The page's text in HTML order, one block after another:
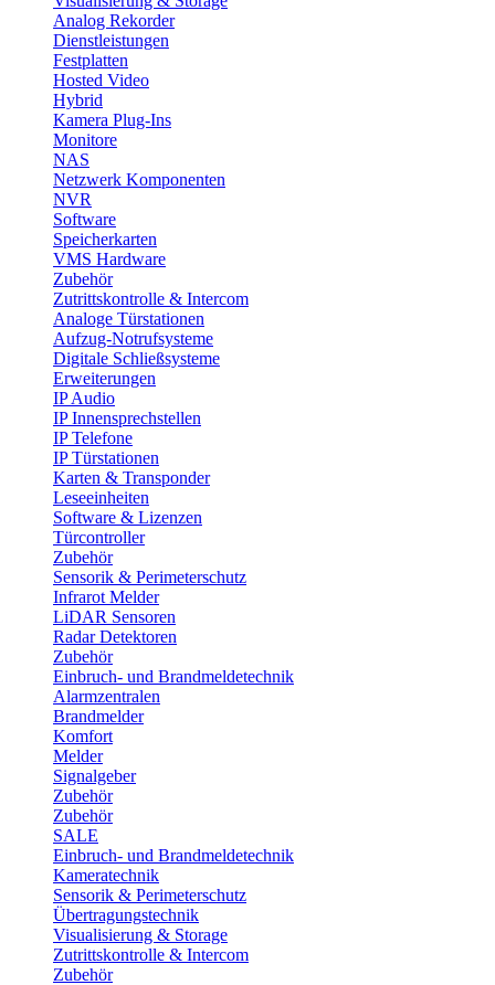
Analog Rekorder
Dienstleistungen
Festplatten
Hosted Video
Hybrid
Kamera Plug-Ins
Monitore
NAS
Netzwerk Komponenten
NVR
Software
Speicherkarten
VMS Hardware
Zubehör
Zutrittskontrolle & Intercom
Analoge Türstationen
Aufzug-Notrufsysteme
Digitale Schließsysteme
Erweiterungen
IP Audio
IP Innensprechstellen
IP Telefone
IP Türstationen
Karten & Transponder
Leseeinheiten
Software & Lizenzen
Türcontroller
Zubehör
Sensorik & Perimeterschutz
Infrarot Melder
LiDAR Sensoren
Radar Detektoren
Zubehör
Einbruch- und Brandmeldetechnik
Alarmzentralen
Brandmelder
Komfort
Melder
Signalgeber
Zubehör
Zubehör
SALE
Einbruch- und Brandmeldetechnik
Kameratechnik
Sensorik & Perimeterschutz
Übertragungstechnik
Visualisierung & Storage
Zutrittskontrolle & Intercom
Zubehör